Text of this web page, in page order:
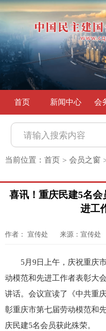
首页 新闻中心 会
当前位置： 首页 > 会员之窗
喜讯！重庆民建5名
进工
作者： 宣传处 来源：宣传处
5月9日上午，庆祝重庆
动模范和先进工作者表彰大
讲话。会议宣读了《中共重
彰重庆市第七届劳动模范和
庆民建5名会员获此殊荣。